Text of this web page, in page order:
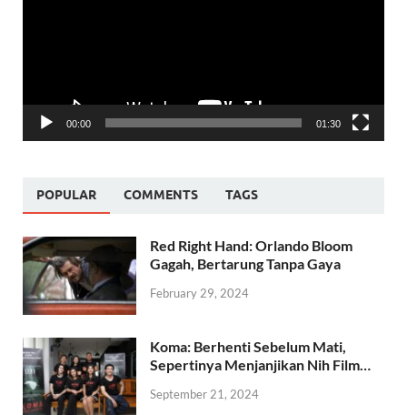
00:00 01:30
POPULAR COMMENTS TAGS
Red Right Hand: Orlando Bloom
Gagah, Bertarung Tanpa Gaya
February 29, 2024
Koma: Berhenti Sebelum Mati,
Sepertinya Menjanjikan Nih Film…
September 21, 2024